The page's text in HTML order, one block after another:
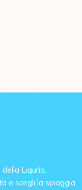
Liguria,
e scegli la spiaggia